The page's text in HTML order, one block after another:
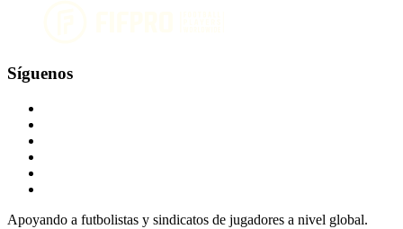
Síguenos
Apoyando a futbolistas y sindicatos de jugadores a nivel global.